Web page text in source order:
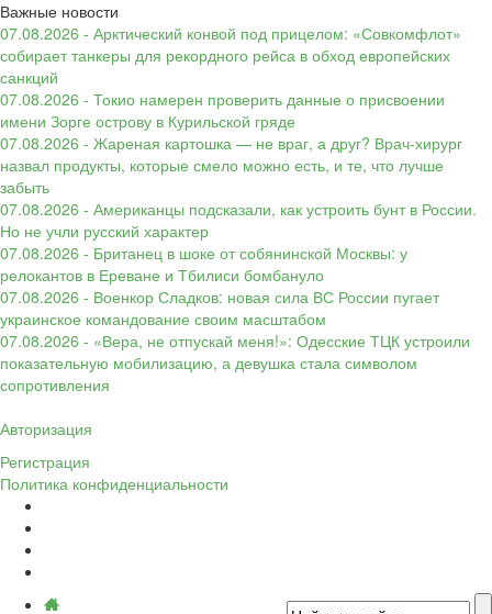
Важные новости
07.08.2026 - Арктический конвой под прицелом: «Совкомфлот»
собирает танкеры для рекордного рейса в обход европейских
санкций
07.08.2026 - Токио намерен проверить данные о присвоении
имени Зорге острову в Курильской гряде
07.08.2026 - Жареная картошка — не враг, а друг? Врач-хирург
назвал продукты, которые смело можно есть, и те, что лучше
забыть
07.08.2026 - Американцы подсказали, как устроить бунт в России.
Но не учли русский характер
07.08.2026 - Британец в шоке от собянинской Москвы: у
релокантов в Ереване и Тбилиси бомбануло
07.08.2026 - Военкор Сладков: новая сила ВС России пугает
украинское командование своим масштабом
07.08.2026 - «Вера, не отпускай меня!»: Одесские ТЦК устроили
показательную мобилизацию, а девушка стала символом
сопротивления
Авторизация
Регистрация
Политика конфиденциальности